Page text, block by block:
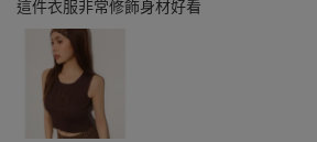
這件衣服非常修飾身材好看